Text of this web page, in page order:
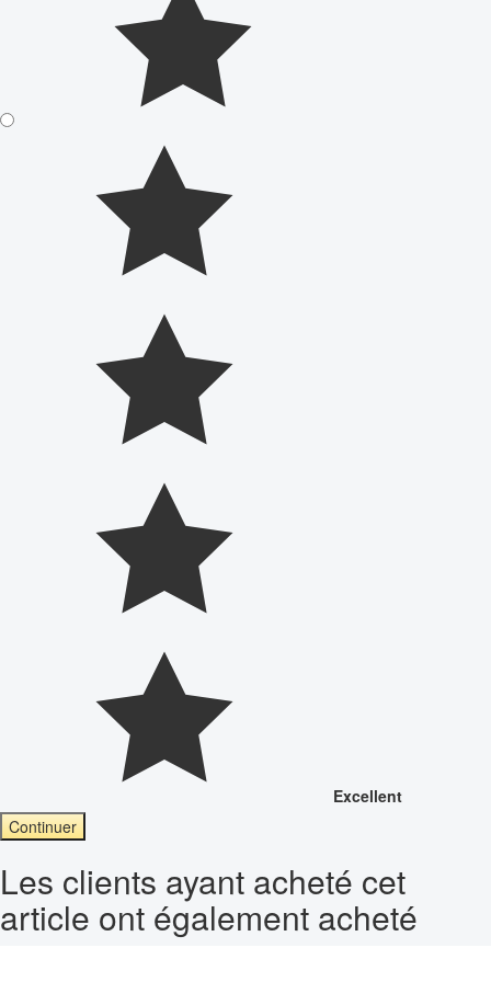
Excellent
Continuer
Les clients ayant acheté cet
article ont également acheté